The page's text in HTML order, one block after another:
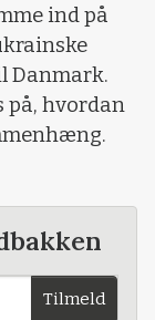
ind på
Danmark.
på, hvordan
Tilmeld